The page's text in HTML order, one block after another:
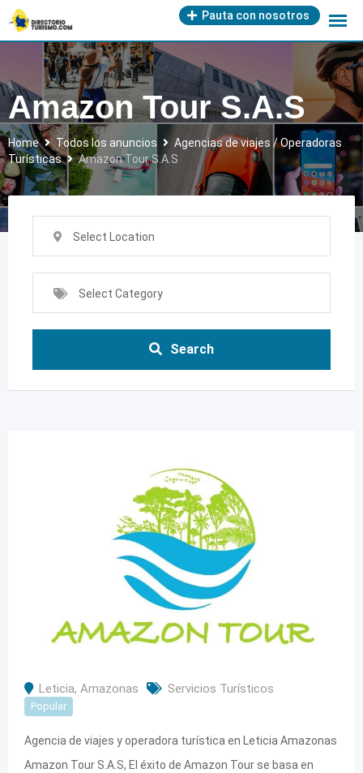
Skip
to
content
Pauta con nosotros
Amazon Tour S.A.S
Home Todos los anuncios
Agencias de viajes / Operadoras
Turísticas
Amazon Tour S.A.S
Select Location
Select Category
Search
Leticia, Amazonas Servicios Turísticos
Popular
Agencia de viajes y operadora turística en Leticia Amazonas
Amazon Tour S.A.S, El éxito de Amazon Tour se basa en